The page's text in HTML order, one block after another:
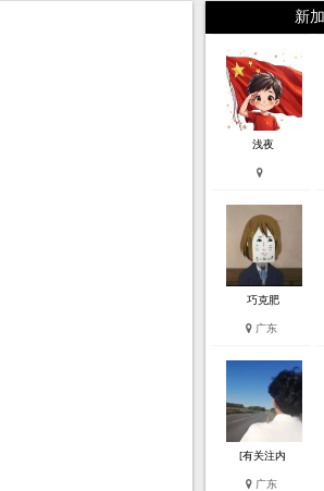
新
浅夜
巧克肥
广东
[有关注内
广东